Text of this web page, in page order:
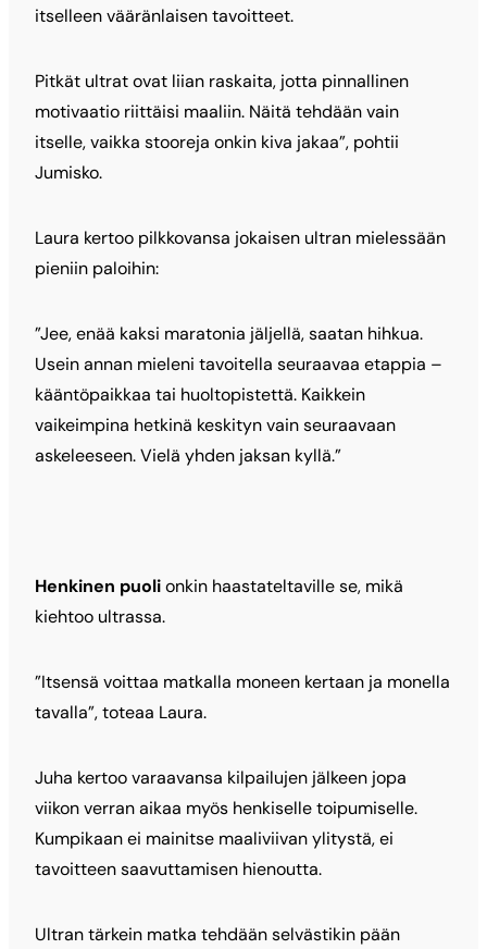
itselleen vääränlaisen tavoitteet.
Pitkät ultrat ovat liian raskaita, jotta pinnallinen
motivaatio riittäisi maaliin. Näitä tehdään vain
itselle, vaikka stooreja onkin kiva jakaa”, pohtii
Jumisko.
Laura kertoo pilkkovansa jokaisen ultran mielessään
pieniin paloihin:
”Jee, enää kaksi maratonia jäljellä, saatan hihkua.
Usein annan mieleni tavoitella seuraavaa etappia –
kääntöpaikkaa tai huoltopistettä. Kaikkein
vaikeimpina hetkinä keskityn vain seuraavaan
askeleeseen. Vielä yhden jaksan kyllä.”
Henkinen puolionkin haastateltaville se, mikä
kiehtoo ultrassa.
”Itsensä voittaa matkalla moneen kertaan ja monella
tavalla”, toteaa Laura.
Juha kertoo varaavansa kilpailujen jälkeen jopa
viikon verran aikaa myös henkiselle toipumiselle.
Kumpikaan ei mainitse maaliviivan ylitystä, ei
tavoitteen saavuttamisen hienoutta.
Ultran tärkein matka tehdään selvästikin pään